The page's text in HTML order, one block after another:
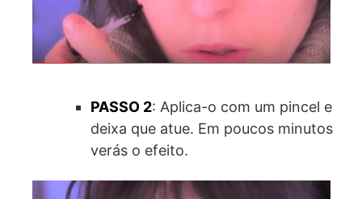
PASSO 2: Aplica-o com um pincel e
deixa que atue. Em poucos minutos
verás o efeito.